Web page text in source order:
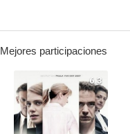
Mejores participaciones
6.3